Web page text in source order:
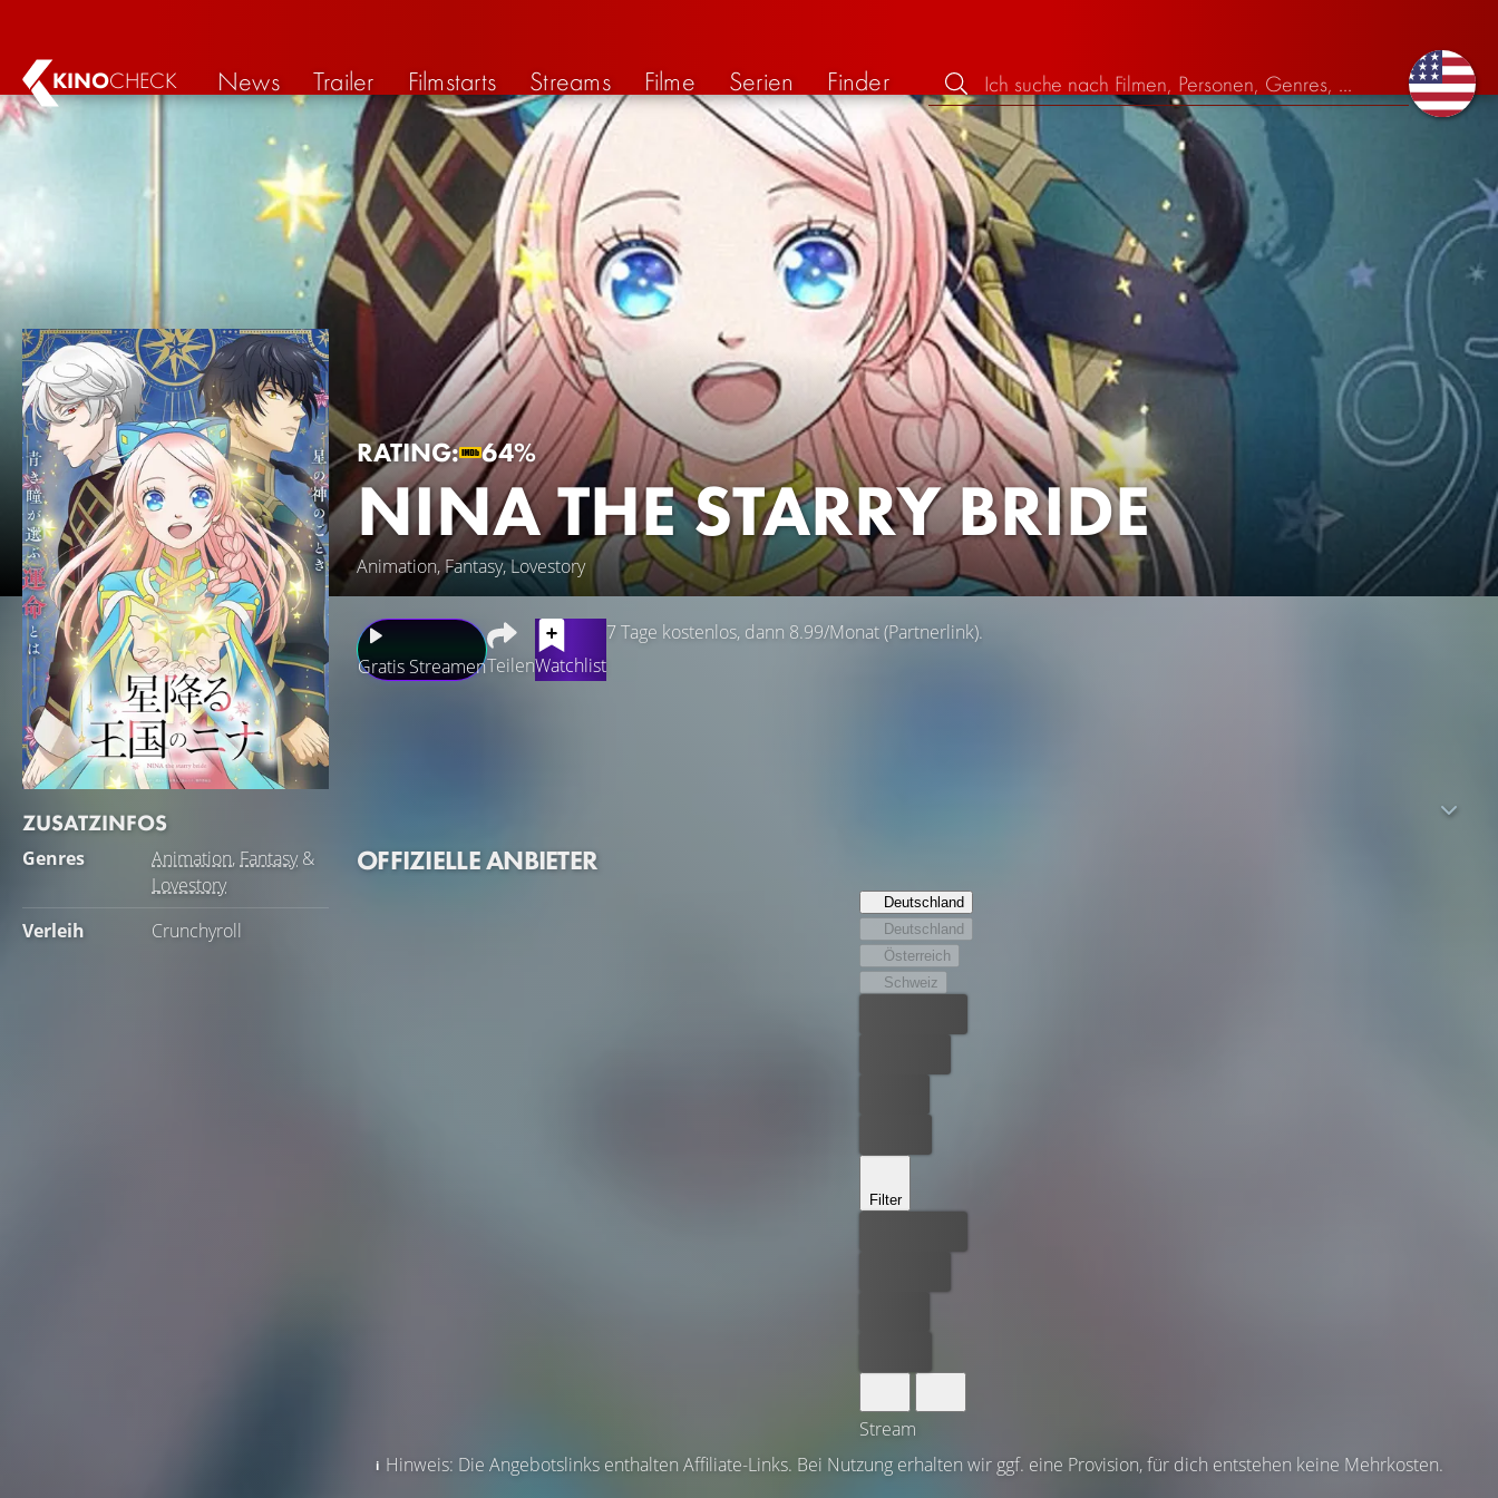
KINOCHECK News Trailer Filmstarts Streams Filme Serien Finder
RATING: 64%
NINA THE STARRY BRIDE
Animation, Fantasy, Lovestory
ZUSATZINFOS
Genres Animation, Fantasy&
Lovestory
Verleih
Crunchyroll
Gratis StreamenTeilenWatchlist
7 Tage kostenlos, dann 8.99/Monat (Partnerlink).
OFFIZIELLE ANBIETER
Deutschland
Deutschland
Österreich
Schweiz
Filter
Stream
Hinweis: Die Angebotslinks enthalten Affiliate-Links. Bei Nutzung erhalten wir ggf. eine Provision, für dich entstehen keine Mehrkosten.